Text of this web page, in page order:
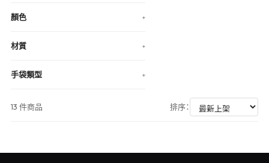
顏色 +
材質 +
手袋類型 +
13 件商品 排序：